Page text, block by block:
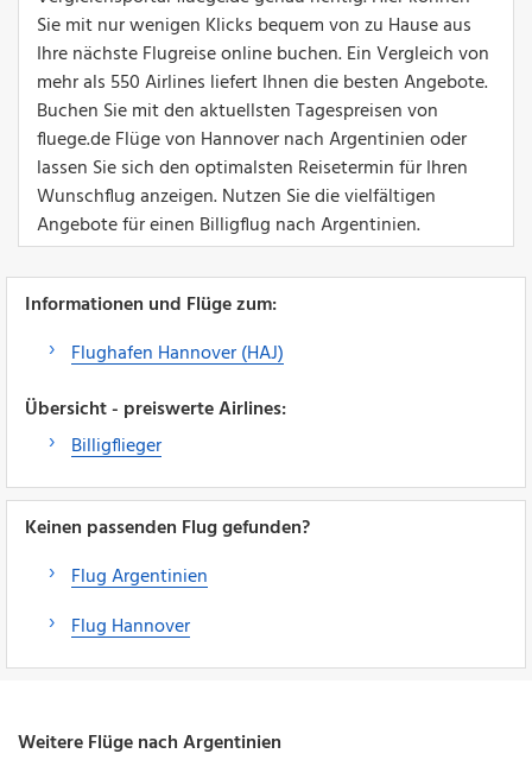
Sie mit nur wenigen Klicks bequem von zu Hause aus
Ihre nächste Flugreise online buchen. Ein Vergleich von
mehr als 550 Airlines liefert Ihnen die besten Angebote.
Buchen Sie mit den aktuellsten Tagespreisen von
fluege.de Flüge von Hannover nach Argentinien oder
lassen Sie sich den optimalsten Reisetermin für Ihren
Wunschflug anzeigen. Nutzen Sie die vielfältigen
Angebote für einen Billigflug nach Argentinien.
Informationen und Flüge zum:
Flughafen Hannover (HAJ)
Übersicht - preiswerte Airlines:
Billigflieger
Keinen passenden Flug gefunden?
Flug Argentinien
Flug Hannover
Weitere Flüge nach Argentinien